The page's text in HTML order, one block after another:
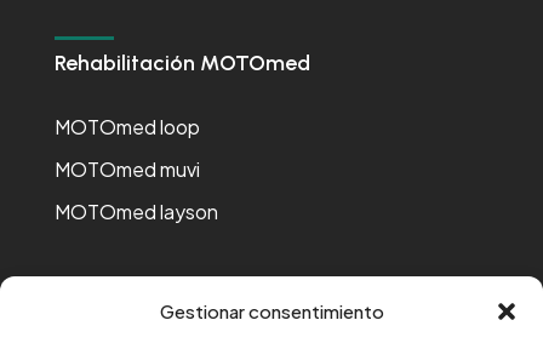
Gestionar consentimiento
Rehabilitación MOTOmed
MOTOmed loop
MOTOmed muvi
MOTOmed layson